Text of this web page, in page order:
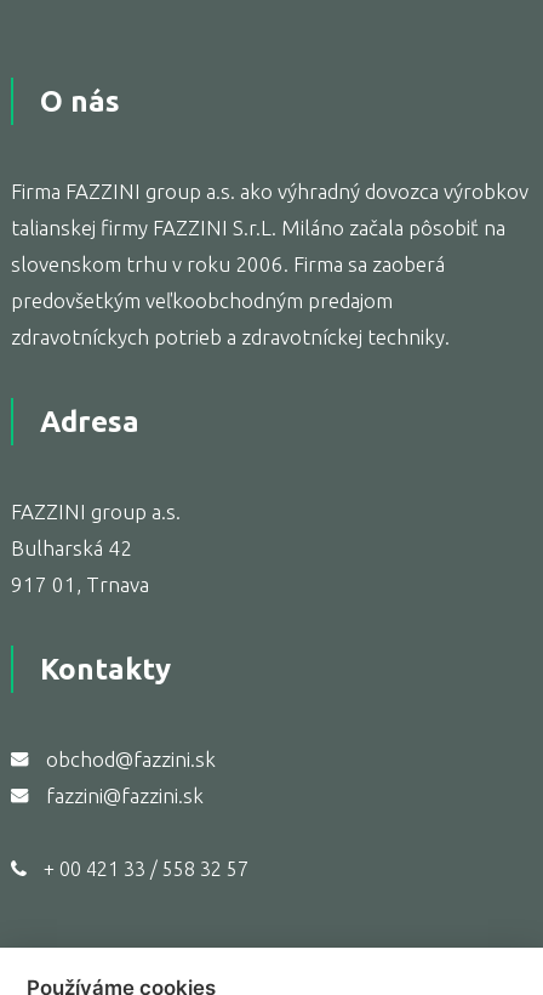
O nás
Firma FAZZINI group a.s. ako výhradný dovozca výrobkov
talianskej firmy FAZZINI S.r.L. Miláno začala pôsobiť na
slovenskom trhu v roku 2006. Firma sa zaoberá
predovšetkým veľkoobchodným predajom
zdravotníckych potrieb a zdravotníckej techniky.
Adresa
FAZZINI group a.s.
Bulharská 42
917 01, Trnava
Kontakty
obchod@fazzini.sk
fazzini@fazzini.sk
+ 00 421 33 / 558 32 57
Používáme cookies